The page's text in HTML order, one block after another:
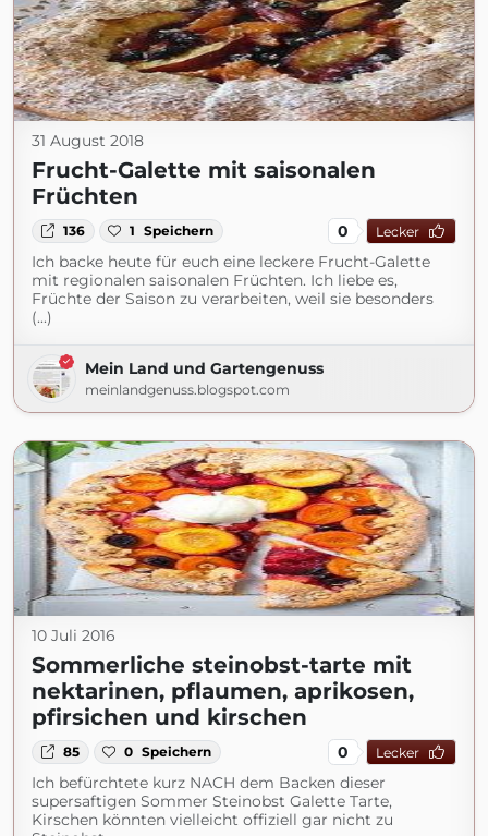
31 August 2018
Frucht-Galette mit saisonalen
Früchten
136 1 Speichern 0 Lecker
Ich backe heute für euch eine leckere Frucht-Galette
mit regionalen saisonalen Früchten. Ich liebe es,
Früchte der Saison zu verarbeiten, weil sie besonders
(...)
Mein Land und Gartengenuss
meinlandgenuss.blogspot.com
10 Juli 2016
Sommerliche steinobst-tarte mit
nektarinen, pflaumen, aprikosen,
pfirsichen und kirschen
85 0 Speichern 0 Lecker
Ich befürchtete kurz NACH dem Backen dieser
supersaftigen Sommer Steinobst Galette Tarte,
Kirschen könnten vielleicht offiziell gar nicht zu